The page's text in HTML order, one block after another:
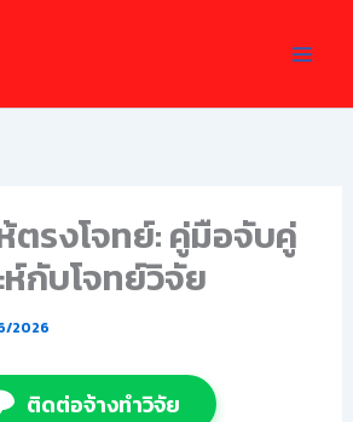
ตรงโจทย์: คู่มือจับคู่
ห์กับโจทย์วิจัย
2026
ติดต่อจ้างทำวิจัย